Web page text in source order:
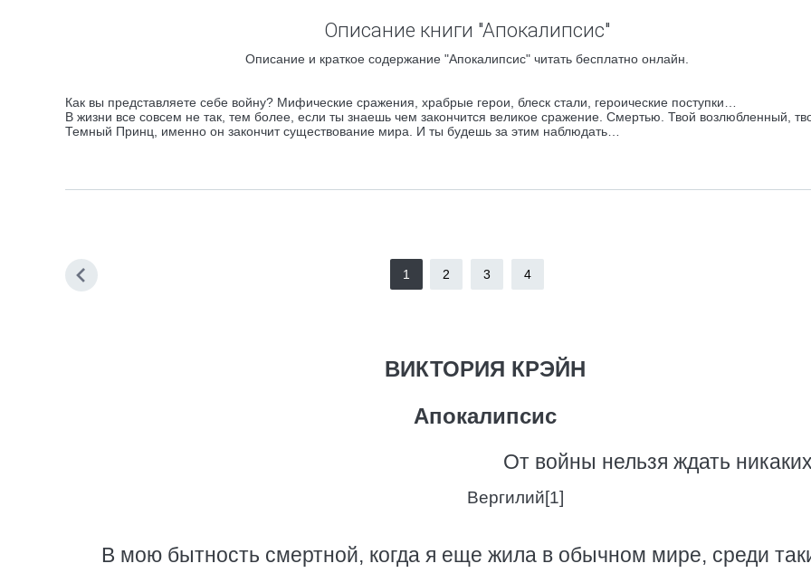
Описание книги "Апокалипсис"
Описание и краткое содержание "Апокалипсис" читать бесплатно онлайн.
Как вы представляете себе войну? Мифические сражения, храбрые герои, блеск стали, героические поступки…
В жизни все совсем не так, тем более, если ты знаешь чем закончится великое сражение. Смертью. Твой возлюбленный,
Темный Принц, именно он закончит существование мира. И ты будешь за этим наблюдать…
1 2 3 4
ВИКТОРИЯ КРЭЙН
Апокалипсис
От войны нельзя ждать
Вергилий[1]
В мою бытность смертной, когда я еще жила в обычном мире, среди